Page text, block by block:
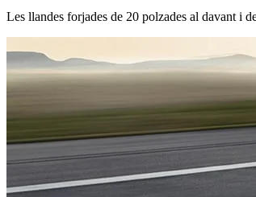
Les llandes forjades de 20 polzades al davant i